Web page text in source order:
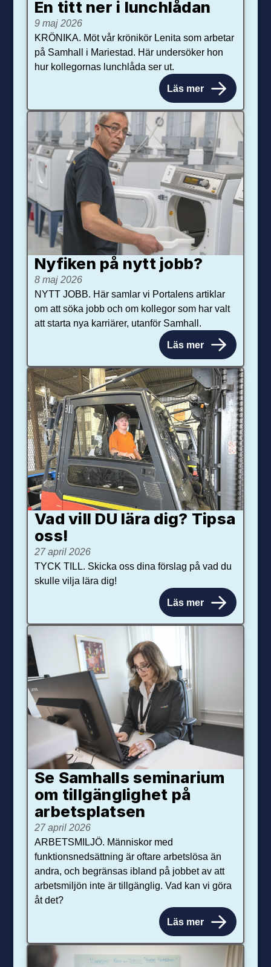
En titt ner i lunchlådan
9 maj 2026
KRÖNIKA. Möt vår krönikör Lenita som arbetar
på Samhall i Mariestad. Här undersöker hon
hur kollegornas lunchlåda ser ut.
Läs mer
Nyfiken på nytt jobb?
8 maj 2026
NYTT JOBB. Här samlar vi Portalens artiklar
om att söka jobb och om kollegor som har valt
att starta nya karriärer, utanför Samhall.
Läs mer
Vad vill DU lära dig? Tipsa
oss!
27 april 2026
TYCK TILL. Skicka oss dina förslag på vad du
skulle vilja lära dig!
Läs mer
Se Samhalls seminarium
om tillgänglighet på
arbetsplatsen
27 april 2026
ARBETSMILJÖ. Människor med
funktionsnedsättning är oftare arbetslösa än
andra, och begränsas ibland på jobbet av att
arbetsmiljön inte är tillgänglig. Vad kan vi göra
åt det?
Läs mer